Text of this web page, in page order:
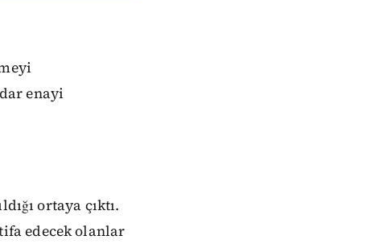
enayi
ortaya çıktı.
edecek olanlar